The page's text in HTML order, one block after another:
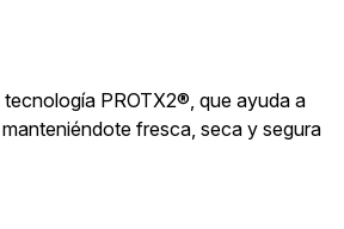
PROTX2®, que ayuda a
fresca, seca y segura